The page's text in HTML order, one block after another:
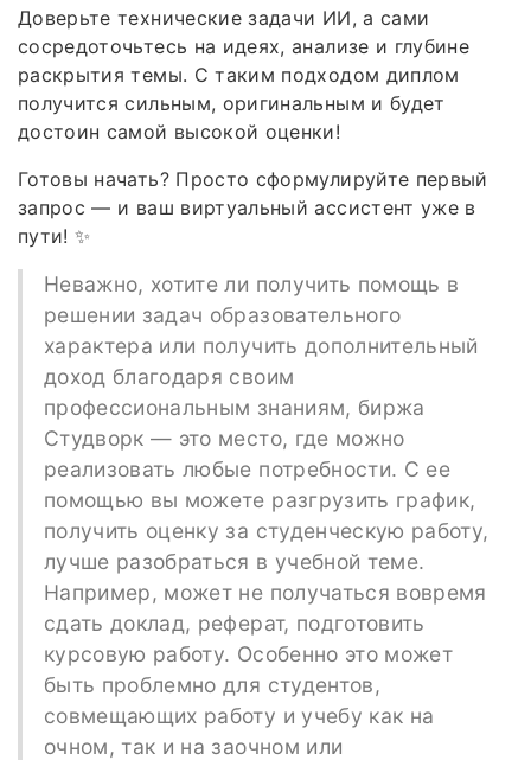
Доверьте технические задачи ИИ, а сами
сосредоточьтесь на идеях, анализе и глубине
раскрытия темы. С таким подходом диплом
получится сильным, оригинальным и будет
достоин самой высокой оценки!
Готовы начать? Просто сформулируйте первый
запрос — и ваш виртуальный ассистент уже в
пути! ✨
Неважно, хотите ли получить помощь в
решении задач образовательного
характера или получить дополнительный
доход благодаря своим
профессиональным знаниям, биржа
Студворк — это место, где можно
реализовать любые потребности. С ее
помощью вы можете разгрузить график,
получить оценку за студенческую работу,
лучше разобраться в учебной теме.
Например, может не получаться вовремя
сдать доклад, реферат, подготовить
курсовую работу. Особенно это может
быть проблемно для студентов,
совмещающих работу и учебу как на
очном, так и на заочном или